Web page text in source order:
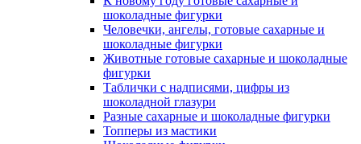
шоколадные фигурки
Человечки, ангелы, готовые сахарные и
шоколадные фигурки
Животные готовые сахарные и шоколадные
фигурки
Таблички с надписями, цифры из
шоколадной глазури
Разные сахарные и шоколадные фигурки
Топперы из мастики